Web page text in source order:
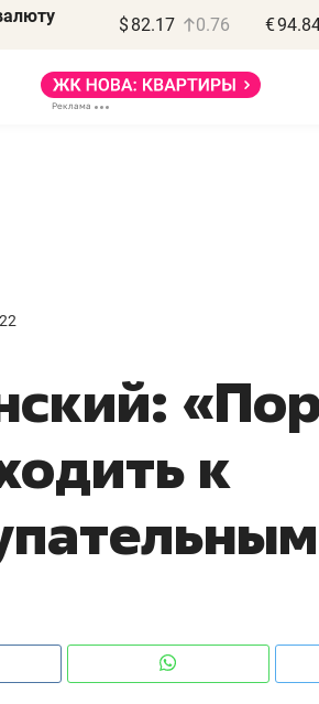
$ 82.17 0.76 €
к
правил, бизнес может
потерять минимум
Как бизнесу выйти на зарубежные
чем интересен Оман?